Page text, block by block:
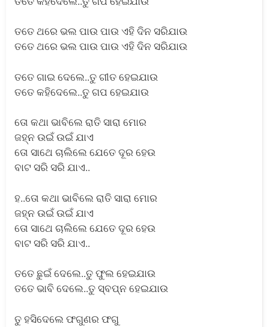
ତତେ ଥରେ ଭଲ ପାଉ ପାଉ ଏହି ଦିନ ସରିଯାଉ
ତତେ ଥରେ ଭଲ ପାଉ ପାଉ ଏହି ଦିନ ସରିଯାଉ
ତତେ ଗାଇ ଦେଲେ..ତୁ ଗୀତ ହେଇଯାଉ
ତତେ କହିଦେଲେ..ତୁ ଗପ ହେଇଯାଉ
ତୋ କଥା ଭାବିଲେ ରାତି ସାରା ମୋର
ଜହ୍ନ ଉଇଁ ଉଇଁ ଯାଏ
ତୋ ସାଥେ ଚାଲିଲେ ଯେତେ ଦୂର ହେଉ
ବାଟ ସରି ସରି ଯାଏ..
ହ..ତୋ କଥା ଭାବିଲେ ରାତି ସାରା ମୋର
ଜହ୍ନ ଉଇଁ ଉଇଁ ଯାଏ
ତୋ ସାଥେ ଚାଲିଲେ ଯେତେ ଦୂର ହେଉ
ବାଟ ସରି ସରି ଯାଏ..
ତତେ ଛୁଇଁ ଦେଲେ..ତୁ ଫୁଲ ହେଇଯାଉ
ତତେ ଭାବି ଦେଲେ..ତୁ ସ୍ବପ୍ନ ହେଇଯାଉ
ତୁ ହସିଦେଲେ ଫଗୁଣର ଫଗୁ